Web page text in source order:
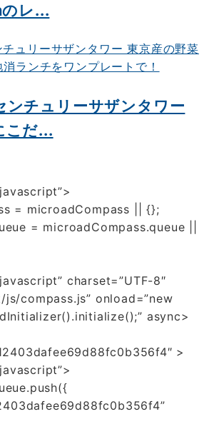
レ...
ンチュリーサザンタワー
こだ...
= microadCompass || {};
= microadCompass.queue ||
charset=”UTF-8″
compass.js” onload=”new
async>
>